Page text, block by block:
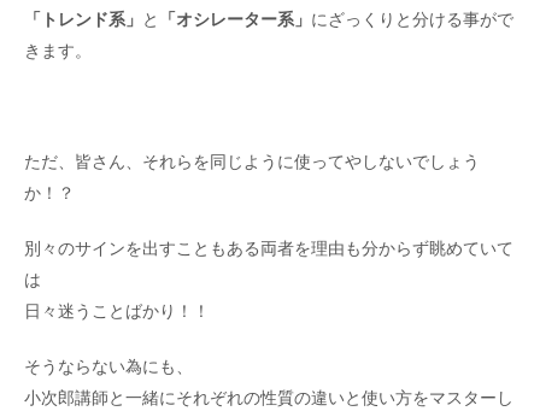
「トレンド系」 と 「オシレーター系」 にざっくりと分ける事がで
きます。
ただ、皆さん、それらを同じように使ってやしないでしょう
か！？
別々のサインを出すこともある両者を理由も分からず眺めていて
は
日々迷うことばかり！！
そうならない為にも、
小次郎講師と一緒にそれぞれの性質の違いと使い方をマスターし